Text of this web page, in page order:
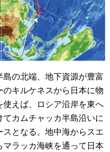
の北端、地下資源が豊富
キルケネスから日本に物
えば、ロシア沿岸を東へ
カムチャッカ半島沿いに
となる。地中海からスエ
ラッカ海峡を通って日本